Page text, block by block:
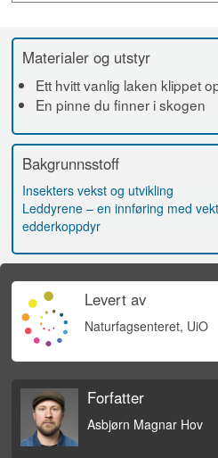
Materialer og utstyr
Ett hvitt vanlig laken klippet
En pinne du finner i skogen
Bakgrunnsstoff
Insekters vekst og utvikling
Leddyrene – en innføring med
edderkoppdyr
Levert av
Naturfagsenteret, UiO
Forfatter
Asbjørn Magnar Hov